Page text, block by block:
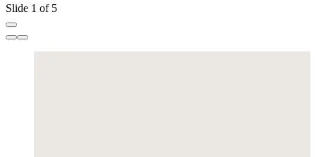
Slide 1 of 5